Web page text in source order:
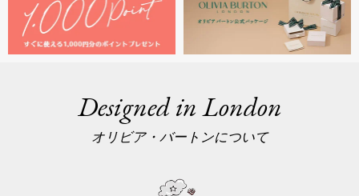
Designed in London
オリビア・バートンについて